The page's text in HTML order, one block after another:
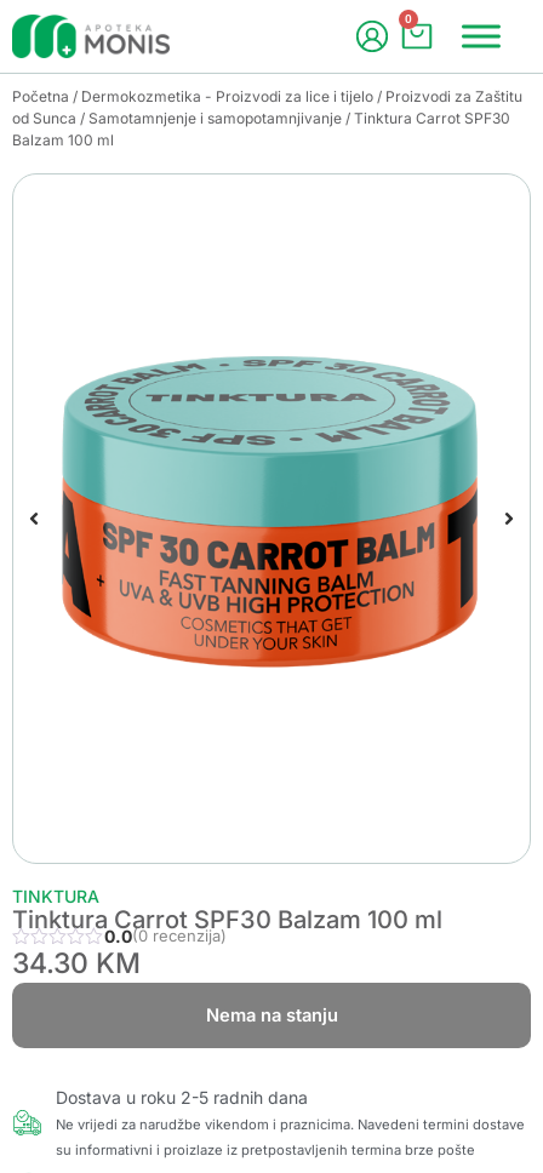
0
Početna / Dermokozmetika - Proizvodi za lice i tijelo / Proizvodi za Zaštitu
od Sunca / Samotamnjenje i samopotamnjivanje / Tinktura Carrot SPF30
Balzam 100 ml
TINKTURA
Tinktura Carrot SPF30 Balzam 100 ml
0.0(0 recenzija)
34.30 KM
Nema na stanju
Dostava u roku 2-5 radnih dana
Ne vrijedi za narudžbe vikendom i praznicima. Navedeni termini dostave
su informativni i proizlaze iz pretpostavljenih termina brze pošte